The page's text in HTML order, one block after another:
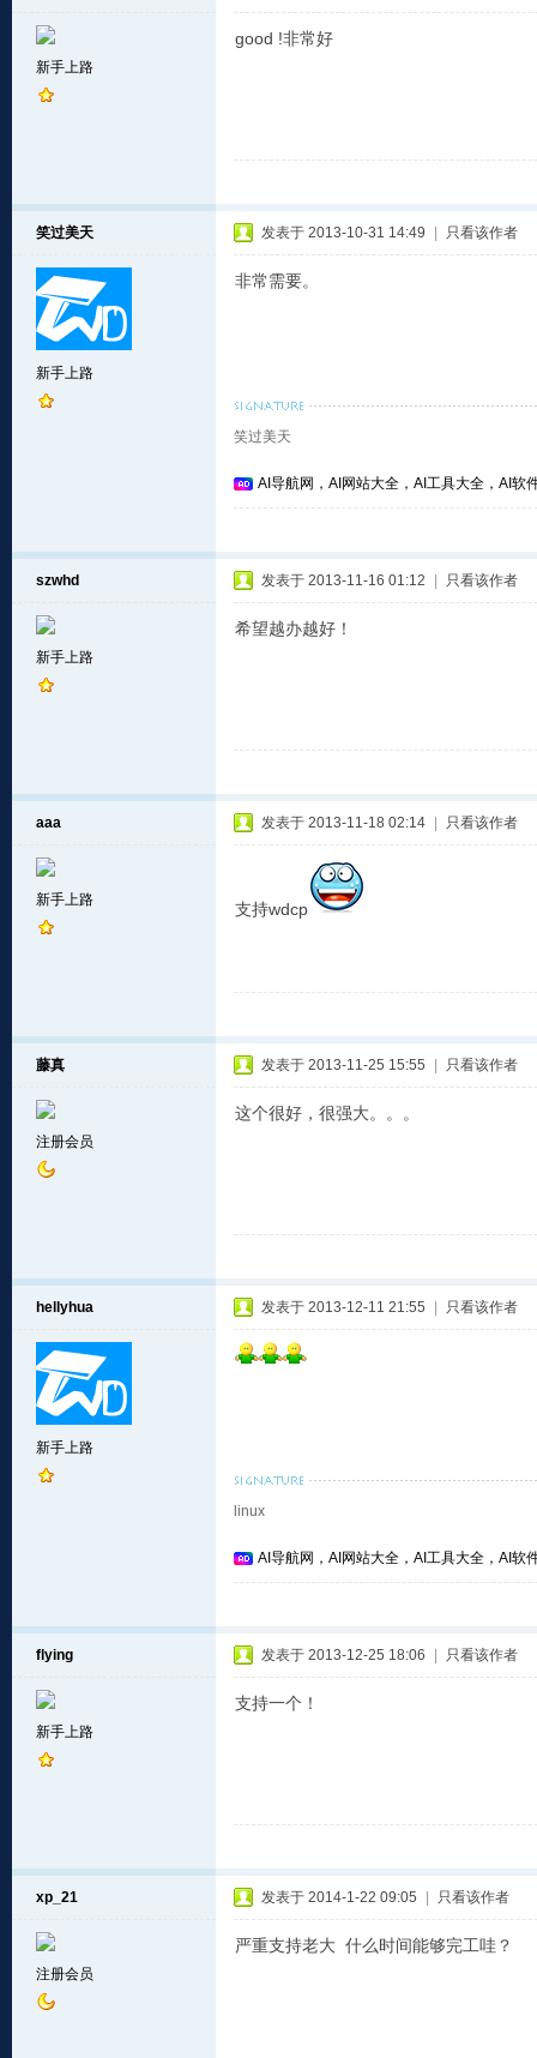
新手上路
good !非常好
笑过美天
新手上路
发表于 2013-10-31 14:49 只看该作者
非常需要。
笑过美天
AI导航网，AI网站大全，AI工具大全，AI软
szwhd
新手上路
发表于 2013-11-16 01:12 只看该作者
希望越办越好！
aaa
新手上路
发表于 2013-11-18 02:14 只看该作者
支持wdcp
藤真
注册会员
发表于 2013-11-25 15:55 只看该作者
这个很好，很强大。。。
hellyhua
新手上路
发表于 2013-12-11 21:55 只看该作者
linux
AI导航网，AI网站大全，AI工具大全，AI软
flying
新手上路
发表于 2013-12-25 18:06 只看该作者
支持一个！
xp_21
注册会员
发表于 2014-1-22 09:05 只看该作者
严重支持老大 什么时间能够完工哇？